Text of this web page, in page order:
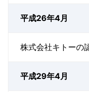
平成26年4月
株式会社キトーの
平成29年4月